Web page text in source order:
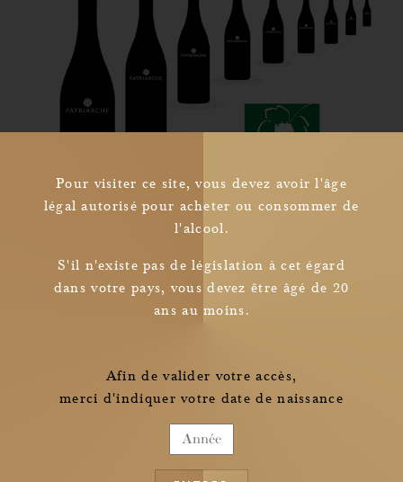
Newsletter
Je confirme avoir pris connaissance des
Pour visiter ce site, vous devez avoir l'âge
légal autorisé pour acheter ou consommer de
l'alcool.
S'il n'existe pas de législation à cet égard
dans votre pays, vous devez être âgé de 20
ans au moins.
Afin de valider votre accès,
merci d'indiquer votre date de naissance